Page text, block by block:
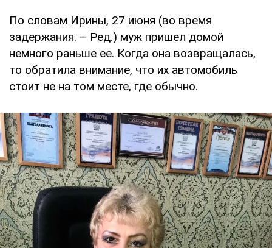
По словам Ирины, 27 июня (во время
задержания. – Ред.) муж пришел домой
немного раньше ее. Когда она возвращалась,
то обратила внимание, что их автомобиль
стоит не на том месте, где обычно.